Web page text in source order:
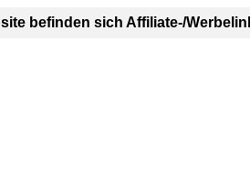
befinden sich Affiliate-/